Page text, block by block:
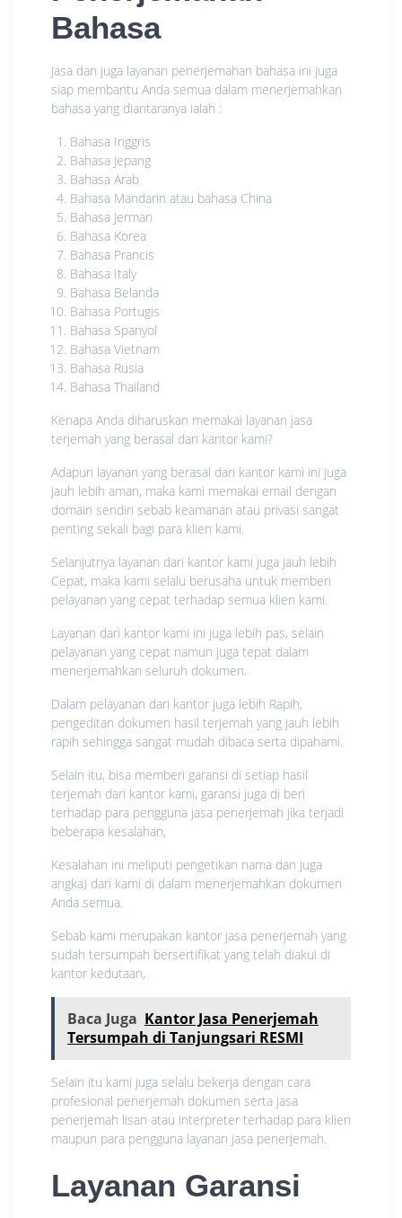
Bahasa
Jasa dan juga layanan penerjemahan bahasa ini juga
siap membantu Anda semua dalam menerjemahkan
bahasa yang diantaranya ialah :
Bahasa Inggris
Bahasa Jepang
Bahasa Arab
Bahasa Mandarin atau bahasa China
Bahasa Jerman
Bahasa Korea
Bahasa Prancis
Bahasa Italy
Bahasa Belanda
Bahasa Portugis
Bahasa Spanyol
Bahasa Vietnam
Bahasa Rusia
Bahasa Thailand
Kenapa Anda diharuskan memakai layanan jasa
terjemah yang berasal dari kantor kami?
Adapun layanan yang berasal dari kantor kami ini juga
jauh lebih aman, maka kami memakai email dengan
domain sendiri sebab keamanan atau privasi sangat
penting sekali bagi para klien kami.
Selanjutnya layanan dari kantor kami juga jauh lebih
Cepat, maka kami selalu berusaha untuk memberi
pelayanan yang cepat terhadap semua klien kami.
Layanan dari kantor kami ini juga lebih pas, selain
pelayanan yang cepat namun juga tepat dalam
menerjemahkan seluruh dokumen.
Dalam pelayanan dari kantor juga lebih Rapih,
pengeditan dokumen hasil terjemah yang jauh lebih
rapih sehingga sangat mudah dibaca serta dipahami.
Selain itu, bisa memberi garansi di setiap hasil
terjemah dari kantor kami, garansi juga di beri
terhadap para pengguna jasa penerjemah jika terjadi
beberapa kesalahan,
Kesalahan ini meliputi pengetikan nama dan juga
angka) dari kami di dalam menerjemahkan dokumen
Anda semua.
Sebab kami merupakan kantor jasa penerjemah yang
sudah tersumpah bersertifikat yang telah diakui di
kantor kedutaan,
Baca Juga Kantor Jasa Penerjemah
Tersumpah di Tanjungsari RESMI
Selain itu kami juga selalu bekerja dengan cara
profesional penerjemah dokumen serta jasa
penerjemah lisan atau interpreter terhadap para klien
maupun para pengguna layanan jasa penerjemah.
Layanan Garansi